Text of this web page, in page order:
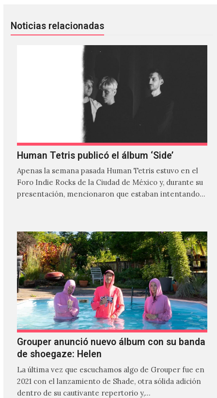
Noticias relacionadas
Human Tetris publicó el álbum ‘Side’
Apenas la semana pasada Human Tetris estuvo en el
Foro Indie Rocks de la Ciudad de México y, durante su
presentación, mencionaron que estaban intentando…
Grouper anunció nuevo álbum con su banda
de shoegaze: Helen
La última vez que escuchamos algo de Grouper fue en
2021 con el lanzamiento de Shade, otra sólida adición
dentro de su cautivante repertorio y,…